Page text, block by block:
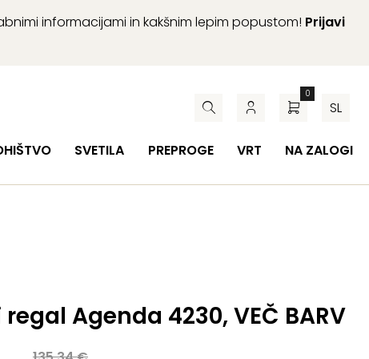
informacijami in kakšnim lepim popustom! Prijavi
0
SL
SVETILA PREPROGE VRT NA ZALOGI
Agenda 4230, VEČ BARV